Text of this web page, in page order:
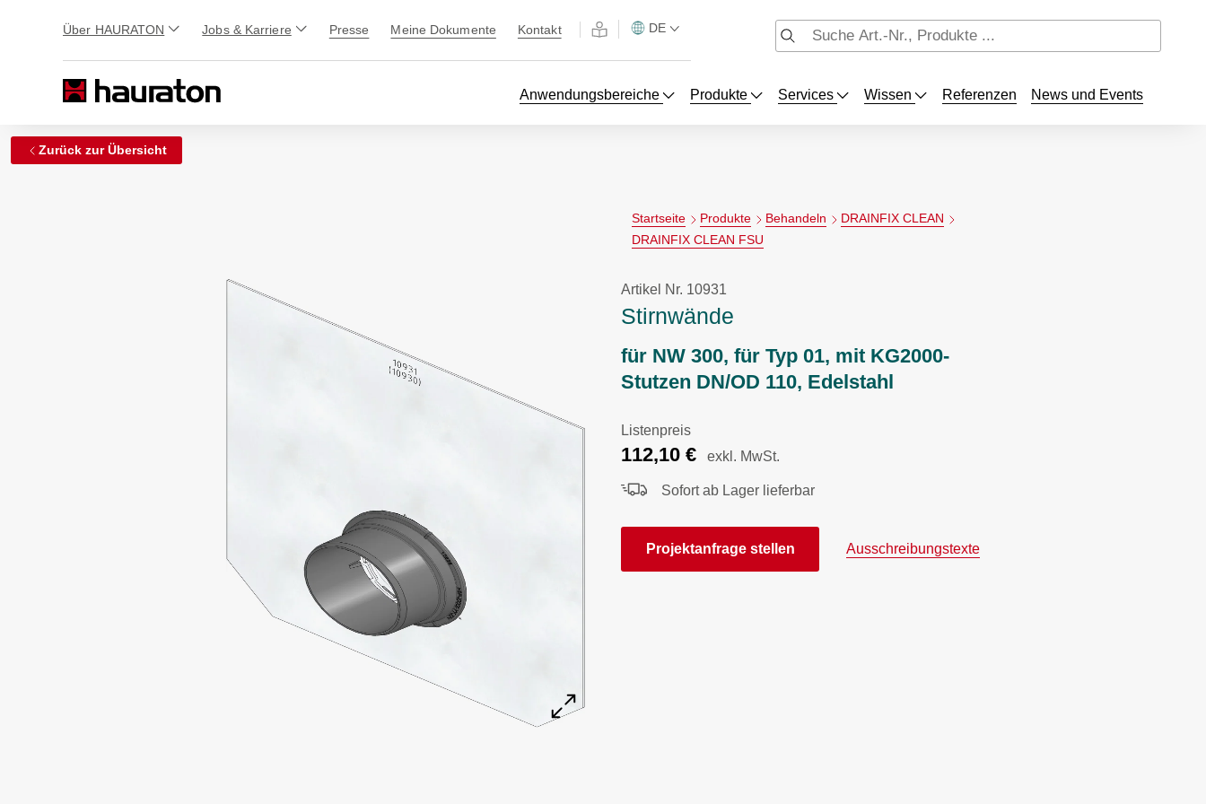
Über HAURATON Jobs & Karriere Presse Meine Dokumente Kontakt DE
Anwendungsbereiche Produkte Services Wissen Referenzen News und Events
Zurück zur Übersicht
Startseite Produkte Behandeln
DRAINFIX CLEAN
DRAINFIX CLEAN FSU
Artikel Nr. 10931
Stirnwände
für NW 300, für Typ 01, mit KG2000-
Stutzen DN/OD 110, Edelstahl
Listenpreis
112,10 € exkl. MwSt.
Sofort ab Lager lieferbar
Projektanfrage stellen Ausschreibungstexte